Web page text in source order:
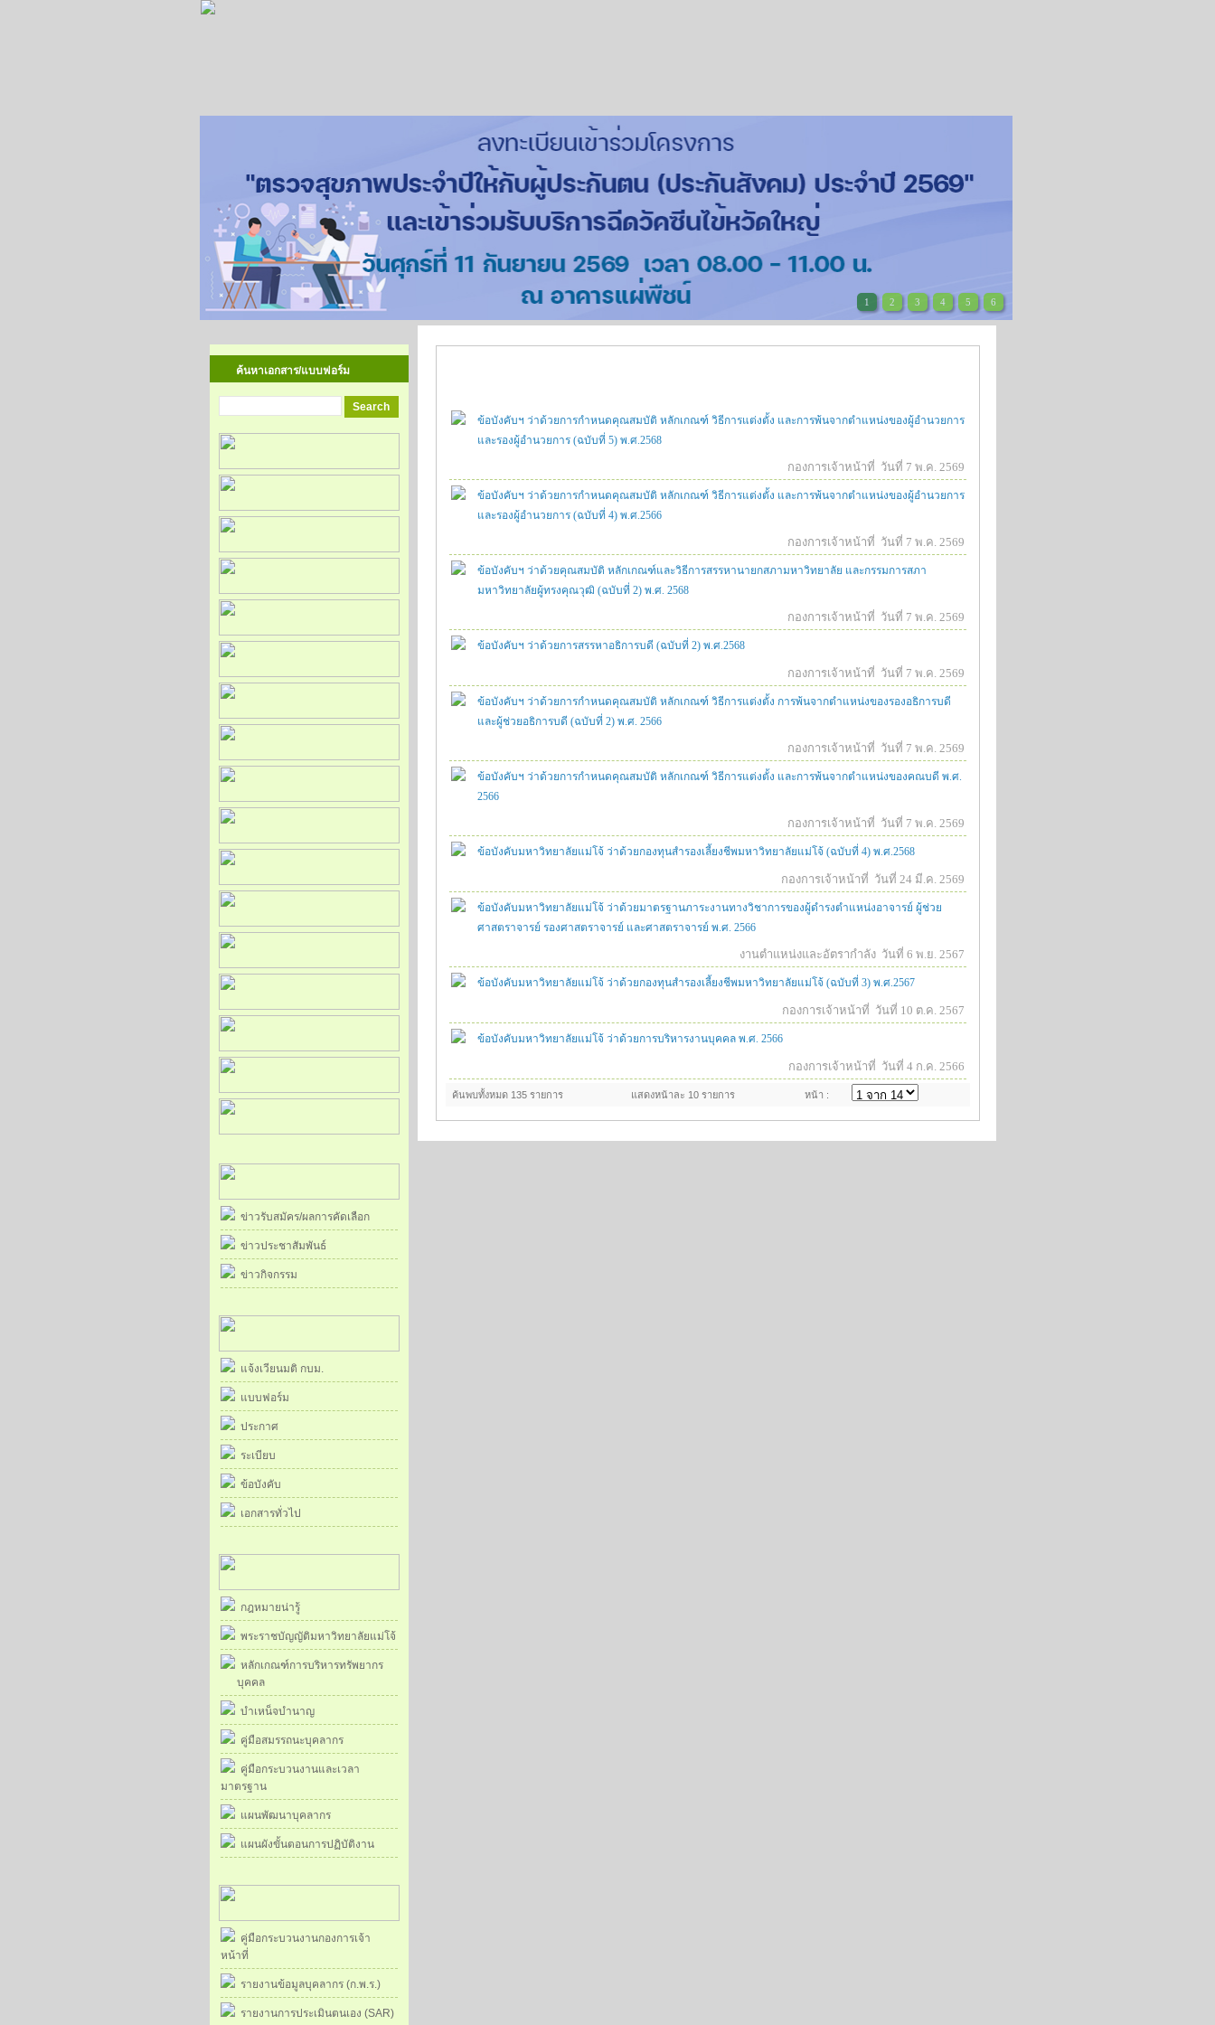
1 2 3 4 5 6
ค้นหาเอกสาร/แบบฟอร์ม
ข่าวรับสมัคร/ผลการคัดเลือก
ข่าวประชาสัมพันธ์
ข่าวกิจกรรม
แจ้งเวียนมติ กบม.
แบบฟอร์ม
ประกาศ
ระเบียบ
ข้อบังคับ
เอกสารทั่วไป
กฎหมายน่ารู้
พระราชบัญญัติมหาวิทยาลัยแม่โจ้
หลักเกณฑ์การบริหารทรัพยากร
บุคคล
บำเหน็จบำนาญ
คู่มือสมรรถนะบุคลากร
คู่มือกระบวนงานและเวลา
มาตรฐาน
แผนพัฒนาบุคลากร
แผนผังขั้นตอนการปฏิบัติงาน
คู่มือกระบวนงานกองการเจ้า
หน้าที่
รายงานข้อมูลบุคลากร (ก.พ.ร.)
รายงานการประเมินตนเอง (SAR)
ข้อบังคับฯ ว่าด้วยการกำหนดคุณสมบัติ หลักเกณฑ์ วิธีการแต่งตั้ง และการพ้นจากตำแหน่งของผู้อำนวยการ
และรองผู้อำนวยการ (ฉบับที่ 5) พ.ศ.2568
กองการเจ้าหน้าที่ วันที่ 7 พ.ค. 2569
ข้อบังคับฯ ว่าด้วยการกำหนดคุณสมบัติ หลักเกณฑ์ วิธีการแต่งตั้ง และการพ้นจากตำแหน่งของผู้อำนวยการ
และรองผู้อำนวยการ (ฉบับที่ 4) พ.ศ.2566
กองการเจ้าหน้าที่ วันที่ 7 พ.ค. 2569
ข้อบังคับฯ ว่าด้วยคุณสมบัติ หลักเกณฑ์และวิธีการสรรหานายกสภามหาวิทยาลัย และกรรมการสภา
มหาวิทยาลัยผู้ทรงคุณวุฒิ (ฉบับที่ 2) พ.ศ. 2568
กองการเจ้าหน้าที่ วันที่ 7 พ.ค. 2569
ข้อบังคับฯ ว่าด้วยการสรรหาอธิการบดี (ฉบับที่ 2) พ.ศ.2568
กองการเจ้าหน้าที่ วันที่ 7 พ.ค. 2569
ข้อบังคับฯ ว่าด้วยการกำหนดคุณสมบัติ หลักเกณฑ์ วิธีการแต่งตั้ง การพ้นจากตำแหน่งของรองอธิการบดี
และผู้ช่วยอธิการบดี (ฉบับที่ 2) พ.ศ. 2566
กองการเจ้าหน้าที่ วันที่ 7 พ.ค. 2569
ข้อบังคับฯ ว่าด้วยการกำหนดคุณสมบัติ หลักเกณฑ์ วิธีการแต่งตั้ง และการพ้นจากตำแหน่งของคณบดี พ.ศ.
2566
กองการเจ้าหน้าที่ วันที่ 7 พ.ค. 2569
ข้อบังคับมหาวิทยาลัยแม่โจ้ ว่าด้วยกองทุนสำรองเลี้ยงชีพมหาวิทยาลัยแม่โจ้ (ฉบับที่ 4) พ.ศ.2568
กองการเจ้าหน้าที่ วันที่ 24 มี.ค. 2569
ข้อบังคับมหาวิทยาลัยแม่โจ้ ว่าด้วยมาตรฐานภาระงานทางวิชาการของผู้ดำรงตำแหน่งอาจารย์ ผู้ช่วย
ศาสตราจารย์ รองศาสตราจารย์ และศาสตราจารย์ พ.ศ. 2566
งานตำแหน่งและอัตรากำลัง วันที่ 6 พ.ย. 2567
ข้อบังคับมหาวิทยาลัยแม่โจ้ ว่าด้วยกองทุนสำรองเลี้ยงชีพมหาวิทยาลัยแม่โจ้ (ฉบับที่ 3) พ.ศ.2567
กองการเจ้าหน้าที่ วันที่ 10 ต.ค. 2567
ข้อบังคับมหาวิทยาลัยแม่โจ้ ว่าด้วยการบริหารงานบุคคล พ.ศ. 2566
กองการเจ้าหน้าที่ วันที่ 4 ก.ค. 2566
ค้นพบทั้งหมด 135 รายการ แสดงหน้าละ 10 รายการ หน้า :